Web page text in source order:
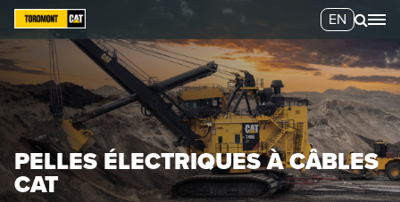
EN
PELLES ÉLECTRIQUES À CÂBLES
CAT